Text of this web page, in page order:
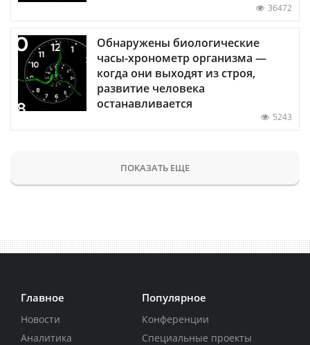
36472
Обнаружены биологические
часы-хронометр организма —
когда они выходят из строя,
развитие человека
останавливается
5243
ПОКАЗАТЬ ЕЩЕ
Главное
Новости
Аналитика
Популярное
Конференции
Специальные проекты